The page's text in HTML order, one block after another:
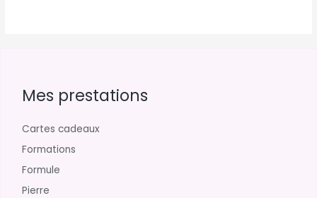
Mes prestations
Cartes cadeaux
Formations
Formule
Pierre